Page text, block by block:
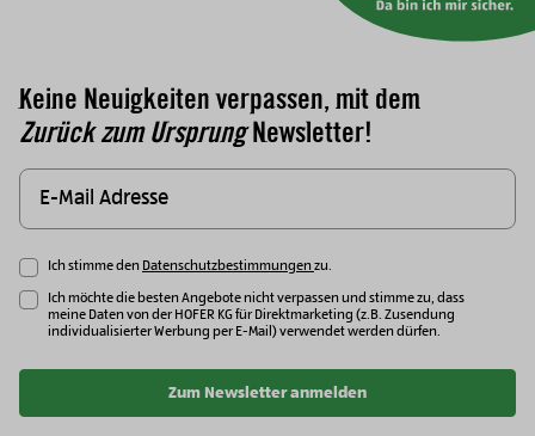
Keine Neuigkeiten verpassen, mit dem
Zurück zum UrsprungNewsletter!
Ich stimme den Datenschutzbestimmungenzu.
Ich möchte die besten Angebote nicht verpassen und stimme zu, dass
meine Daten von der HOFER KG für Direktmarketing (z.B. Zusendung
individualisierter Werbung per E-Mail) verwendet werden dürfen.
Zum Newsletter anmelden